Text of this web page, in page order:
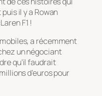
il y a Rowan
F1 !
a récemment
un négociant
qu’il faudrait
d’euros pour